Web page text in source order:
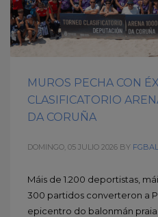
MUROS PECHA CON
CLASIFICATORIO
DA CORUÑA
DOMINGO, 05 JULIO 2026 BY
Máis de 1.200 deportistas,
300 partidos converteron a
epicentro do balonmán